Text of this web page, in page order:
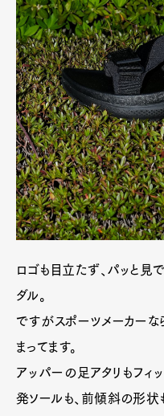
ロゴも目立たず、パッと見
ダル。
ですがスポーツメーカー
まってます。
アッパーの足アタリもフィ
発ソールも、前傾斜の形状